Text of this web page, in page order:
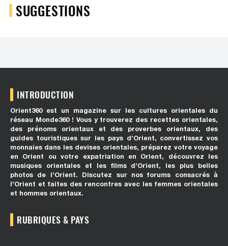
SUGGESTIONS
INTRODUCTION
Orient360 est un magazine sur les cultures orientales du
réseau Monde360 ! Vous y trouverez des recettes orientales,
des prénoms orientaux et des proverbes orientaux, des
guides touristiques sur les pays d’Orient, convertissez vos
monnaies dans les devises orientales, préparez votre voyage
en Orient ou votre expatriation en Orient, découvrez les
musiques orientales et les films d’Orient, les plus belles
photos de l’Orient. Discutez sur nos forums consacrés à
l’Orient et faites des rencontres avec les femmes orientales
et hommes orientaux.
RUBRIQUES & PAYS